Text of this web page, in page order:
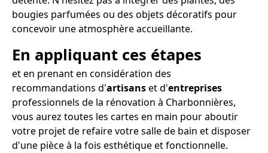
bougies parfumées ou des objets décoratifs pour
concevoir une atmosphère accueillante.
En appliquant ces étapes
et en prenant en considération des
recommandations d'artisanset d'entreprises
professionnels de la rénovation à Charbonnières,
vous aurez toutes les cartes en main pour aboutir
votre projet de refaire votre salle de bain et disposer
d'une pièce à la fois esthétique et fonctionnelle.